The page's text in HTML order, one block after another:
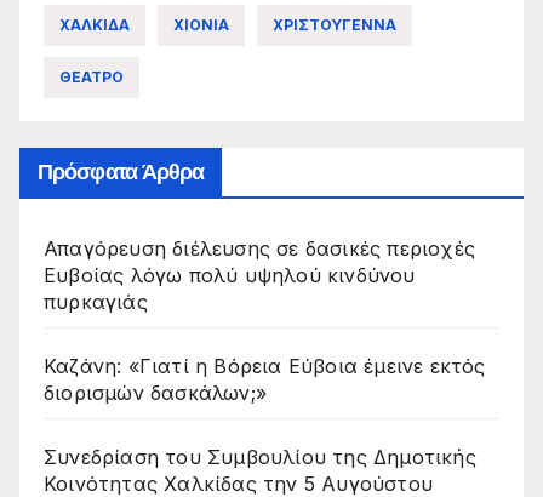
ΧΑΛΚΙΔΑ ΧΙΟΝΙΑ ΧΡΙΣΤΟΥΓΕΝΝΑ
ΘΕΑΤΡΟ
Πρόσφατα Άρθρα
Απαγόρευση διέλευσης σε δασικές περιοχές
Ευβοίας λόγω πολύ υψηλού κινδύνου
πυρκαγιάς
Καζάνη: «Γιατί η Βόρεια Εύβοια έμεινε εκτός
διορισμών δασκάλων;»
Συνεδρίαση του Συμβουλίου της Δημοτικής
Κοινότητας Χαλκίδας την 5 Αυγούστου